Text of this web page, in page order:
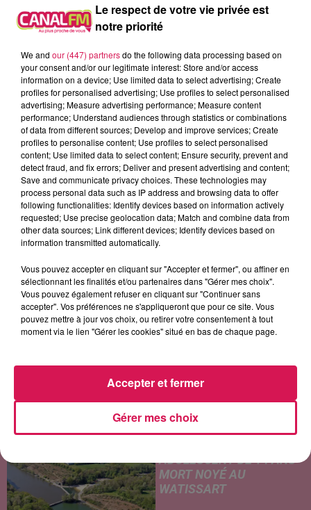
0h00 - 6h00
1h43
1h43
JIMMY CLIFF
Reggae Night
1h36
1h36
PET SHOP BOYS
Go West
1h34
1h34
PIERRE DE MAERE
Je Pense Vous
LES ARTICLES LES PLUS CONSULTÉS
CHALEUR ET RISQUE
D'ORAGES CE LUNDI EN
Un temps typiquement estival
et changeant concerne nos
secteurs ce lundi 3 août. Entre
des températures élevées
d'averses orageuses...
ADOLESCENT DE 14 ANS
MORT NOYÉ AU
WATISSART
Le respect de votre vie privée est
notre priorité
We and our (447) partnersdo the following data processing based on
your consent and/or our legitimate interest: Store and/or access
information on a device; Use limited data to select advertising; Create
profiles for personalised advertising; Use profiles to select personalised
advertising; Measure advertising performance; Measure content
performance; Understand audiences through statistics or combinations
of data from different sources; Develop and improve services; Create
profiles to personalise content; Use profiles to select personalised
content; Use limited data to select content; Ensure security, prevent and
detect fraud, and fix errors; Deliver and present advertising and content;
Save and communicate privacy choices. These technologies may
process personal data such as IP address and browsing data to offer
following functionalities: Identify devices based on information actively
requested; Use precise geolocation data; Match and combine data from
other data sources; Link different devices; Identify devices based on
information transmitted automatically.
Vous pouvez accepter en cliquant sur "Accepter et fermer", ou affiner en
sélectionnant les finalités et/ou partenaires dans "Gérer mes choix".
Vous pouvez également refuser en cliquant sur "Continuer sans
accepter". Vos préférences ne s'appliqueront que pour ce site. Vous
pouvez mettre à jour vos choix, ou retirer votre consentement à tout
moment via le lien "Gérer les cookies" situé en bas de chaque page.
Gérer mes choix
Accepter et fermer